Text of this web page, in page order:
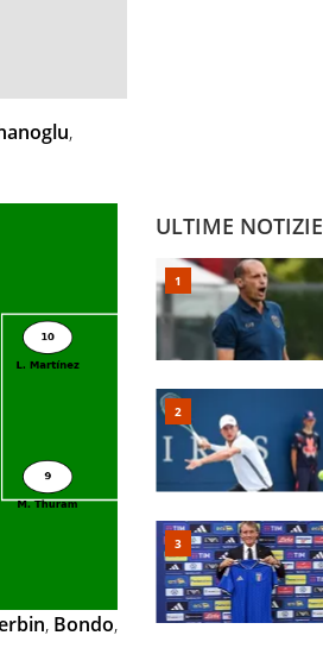
,
, Bondo,
ULTIME NOTIZIE